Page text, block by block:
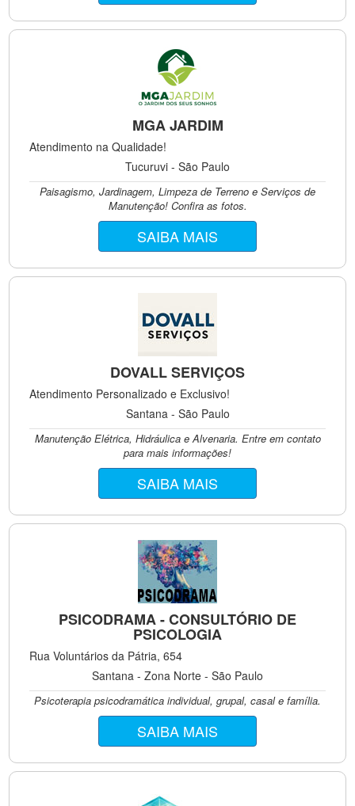
MGA JARDIM
Atendimento na Qualidade!
Tucuruvi - São Paulo
Paisagismo, Jardinagem, Limpeza de Terreno e Serviços de
Manutenção! Confira as fotos.
SAIBA MAIS
DOVALL SERVIÇOS
Atendimento Personalizado e Exclusivo!
Santana - São Paulo
Manutenção Elétrica, Hidráulica e Alvenaria. Entre em contato
para mais informações!
SAIBA MAIS
PSICODRAMA - CONSULTÓRIO DE
PSICOLOGIA
Rua Voluntários da Pátria, 654
Santana - Zona Norte - São Paulo
Psicoterapia psicodramática individual, grupal, casal e família.
SAIBA MAIS